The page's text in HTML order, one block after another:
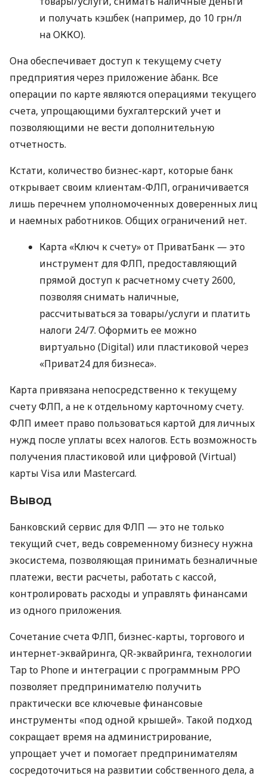
и получать кэшбек (например, до 10 грн/л
на ОККО).
Она обеспечивает доступ к текущему счету
предприятия через приложение àбанк. Все
операции по карте являются операциями текущего
счета, упрощающими бухгалтерский учет и
позволяющими не вести дополнительную
отчетность.
Кстати, количество бизнес-карт, которые банк
открывает своим клиентам-ФЛП, ограничивается
лишь перечнем уполномоченных доверенных лиц
и наемных работников. Общих ограничений нет.
Карта «Ключ к счету» от ПриватБанк — это
инструмент для ФЛП, предоставляющий
прямой доступ к расчетному счету 2600,
позволяя снимать наличные,
рассчитываться за товары/услуги и платить
налоги 24/7. Оформить ее можно
виртуально (Digital) или пластиковой через
«Приват24 для бизнеса».
Карта привязана непосредственно к текущему
счету ФЛП, а не к отдельному карточному счету.
ФЛП имеет право пользоваться картой для личных
нужд после уплаты всех налогов. Есть возможность
получения пластиковой или цифровой (Virtual)
карты Visa или Mastercard.
Вывод
Банковский сервис для ФЛП — это не только
текущий счет, ведь современному бизнесу нужна
экосистема, позволяющая принимать безналичные
платежи, вести расчеты, работать с кассой,
контролировать расходы и управлять финансами
из одного приложения.
Сочетание счета ФЛП, бизнес-карты, торгового и
интернет-эквайринга, QR-эквайринга, технологии
Tap to Phone и интеграции с программным РРО
позволяет предпринимателю получить
практически все ключевые финансовые
инструменты «под одной крышей». Такой подход
сокращает время на администрирование,
упрощает учет и помогает предпринимателям
сосредоточиться на развитии собственного дела, а